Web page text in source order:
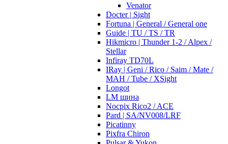
Venator
Docter | Sight
Fortuna | General / General one
Guide | TU / TS / TR
Hikmicro | Thunder 1-2 / Alpex /
Stellar
Infiray TD70L
IRay | Geni / Rico / Saim / Mate /
MAH / Tube / XSight
Longot
LM шина
Nocpix Rico2 / ACE
Pard | SA/NV008/LRF
Picatinny
Pixfra Chiron